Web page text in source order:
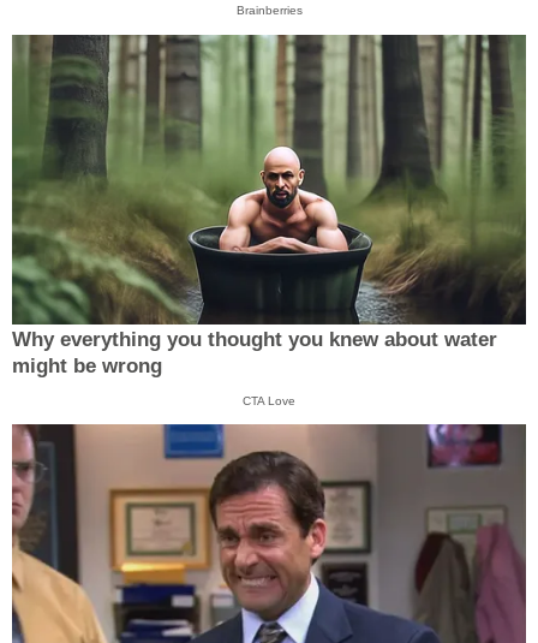
Brainberries
Why everything you thought you knew about water
might be wrong
CTA Love